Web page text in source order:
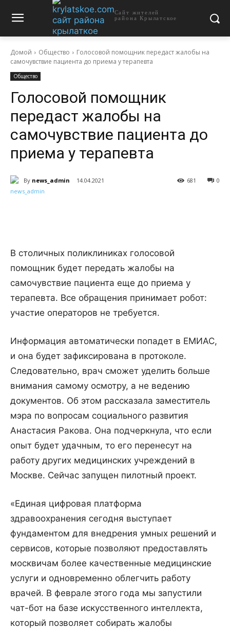
Сайт жителей
района Крылатское
Домой Общество
Голосовой помощник передаст жалобы на
самочувствие пациента до приема у терапевта
Общество
Голосовой помощник
передаст жалобы на
самочувствие пациента до
приема у терапевта
By news_admin 14.04.2021 0
681
В столичных поликлиниках голосовой
помощник будет передать жалобы на
самочувствие пациента еще до приема у
терапевта. Все обращения принимает робот:
участие операторов не требуется.
Информация автоматически попадет в ЕМИАС,
и она будет зафиксирована в протоколе.
Следовательно, врач сможет уделить больше
внимания самому осмотру, а не ведению
документов. Об этом рассказала заместитель
мэра по вопросам социального развития
Анастасия Ракова. Она подчеркнула, что если
опыт будет удачным, то его перенесут на
работу других медицинских учреждений в
Москве. Сейчас запущен пилотный проект.
«Единая цифровая платформа
здравоохранения сегодня выступает
фундаментом для внедрения умных решений и
сервисов, которые позволяют предоставлять
москвичам более качественные медицинские
услуги и одновременно облегчить работу
врачей. В феврале этого года мы запустили
чат-бот на базе искусственного интеллекта,
который позволяет собирать жалобы